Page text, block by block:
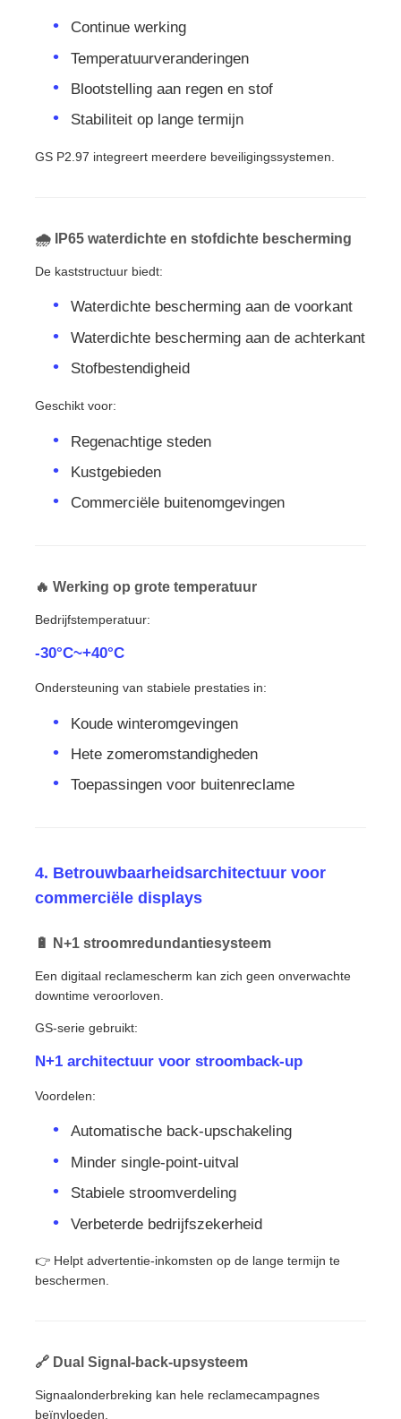
Continue werking
Temperatuurveranderingen
Blootstelling aan regen en stof
Stabiliteit op lange termijn
GS P2.97 integreert meerdere beveiligingssystemen.
🌧 IP65 waterdichte en stofdichte bescherming
De kaststructuur biedt:
Waterdichte bescherming aan de voorkant
Waterdichte bescherming aan de achterkant
Stofbestendigheid
Geschikt voor:
Regenachtige steden
Kustgebieden
Commerciële buitenomgevingen
🔥 Werking op grote temperatuur
Bedrijfstemperatuur:
-30°C~+40°C
Ondersteuning van stabiele prestaties in:
Koude winteromgevingen
Hete zomeromstandigheden
Toepassingen voor buitenreclame
4. Betrouwbaarheidsarchitectuur voor
commerciële displays
🔋 N+1 stroomredundantiesysteem
Een digitaal reclamescherm kan zich geen onverwachte
downtime veroorloven.
GS-serie gebruikt:
N+1 architectuur voor stroomback-up
Voordelen:
Automatische back-upschakeling
Minder single-point-uitval
Stabiele stroomverdeling
Verbeterde bedrijfszekerheid
👉 Helpt advertentie-inkomsten op de lange termijn te
beschermen.
🔗 Dual Signal-back-upsysteem
Signaalonderbreking kan hele reclamecampagnes
beïnvloeden.